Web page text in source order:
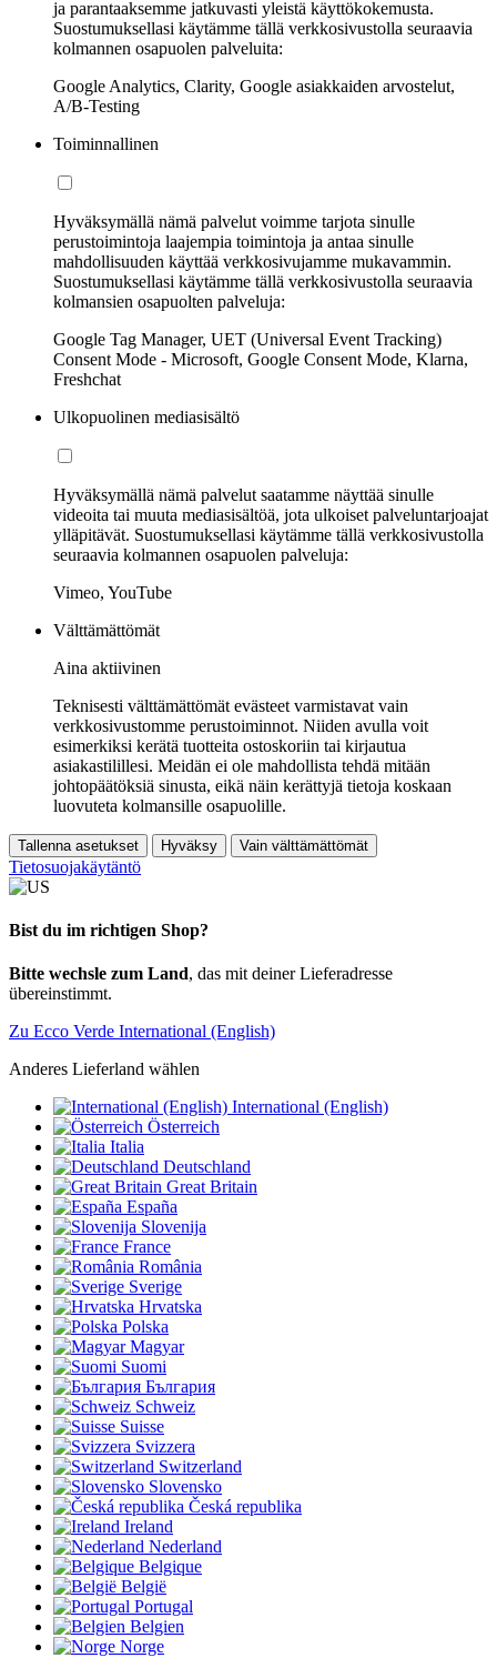
ja parantaaksemme jatkuvasti yleistä käyttökokemusta.
Suostumuksellasi käytämme tällä verkkosivustolla seuraavia
kolmannen osapuolen palveluita:
Google Analytics, Clarity, Google asiakkaiden arvostelut,
A/B-Testing
Toiminnallinen
Hyväksymällä nämä palvelut voimme tarjota sinulle
perustoimintoja laajempia toimintoja ja antaa sinulle
mahdollisuuden käyttää verkkosivujamme mukavammin.
Suostumuksellasi käytämme tällä verkkosivustolla seuraavia
kolmansien osapuolten palveluja:
Google Tag Manager, UET (Universal Event Tracking)
Consent Mode - Microsoft, Google Consent Mode, Klarna,
Freshchat
Ulkopuolinen mediasisältö
Hyväksymällä nämä palvelut saatamme näyttää sinulle
videoita tai muuta mediasisältöä, jota ulkoiset palveluntarjoajat
ylläpitävät. Suostumuksellasi käytämme tällä verkkosivustolla
seuraavia kolmannen osapuolen palveluja:
Vimeo, YouTube
Välttämättömät
Aina aktiivinen
Teknisesti välttämättömät evästeet varmistavat vain
verkkosivustomme perustoiminnot. Niiden avulla voit
esimerkiksi kerätä tuotteita ostoskoriin tai kirjautua
asiakastilillesi. Meidän ei ole mahdollista tehdä mitään
johtopäätöksiä sinusta, eikä näin kerättyjä tietoja koskaan
luovuteta kolmansille osapuolille.
Tallenna asetukset Hyväksy Vain välttämättömät
Tietosuojakäytäntö
Bist du im richtigen Shop?
Bitte wechsle zum Land, das mit deiner Lieferadresse
übereinstimmt.
Zu Ecco Verde International (English)
Anderes Lieferland wählen
International (English)
Österreich
Italia
Deutschland
Great Britain
España
Slovenija
France
România
Sverige
Hrvatska
Polska
Magyar
Suomi
България
Schweiz
Suisse
Svizzera
Switzerland
Slovensko
Česká republika
Ireland
Nederland
Belgique
België
Portugal
Belgien
Norge